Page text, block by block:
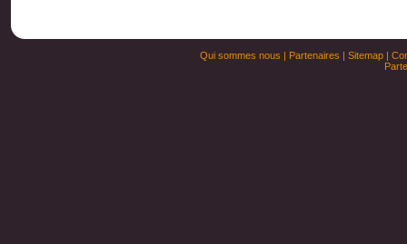
Qui sommes nous | Partenaires | Sitemap|